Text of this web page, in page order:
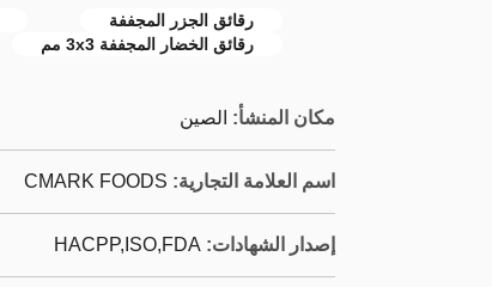
رقائق الجزر المجففة
رقائق الخضار المجففة 3x3 مم
مكان المنشأ: الصين
اسم العلامة التجارية: CMARK FOODS
إصدار الشهادات: HACPP,ISO,FDA